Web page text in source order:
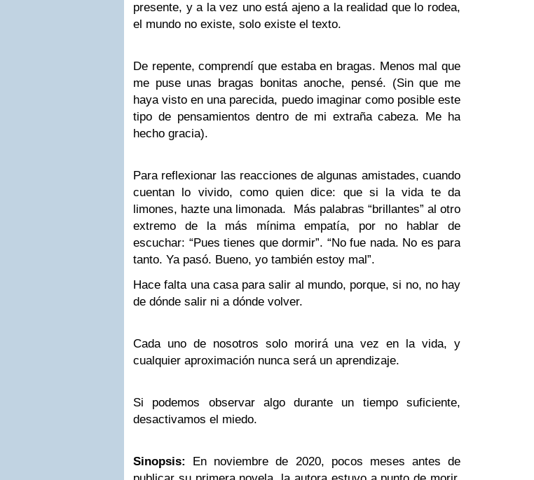
presente, y a la vez uno está ajeno a la realidad que lo rodea,
el mundo no existe, solo existe el texto.
De repente, comprendí que estaba en bragas. Menos mal que
me puse unas bragas bonitas anoche, pensé. (Sin que me
haya visto en una parecida, puedo imaginar como posible este
tipo de pensamientos dentro de mi extraña cabeza. Me ha
hecho gracia).
Para reflexionar las reacciones de algunas amistades, cuando
cuentan lo vivido, como quien dice: que si la vida te da
limones, hazte una limonada.
Más palabras “brillantes” al otro
extremo de la más mínima empatía, por no hablar de
escuchar: “Pues tienes que dormir”. “No fue nada. No es para
tanto. Ya pasó. Bueno, yo también estoy mal”.
Hace falta una casa para salir al mundo, porque, si no, no hay
de dónde salir ni a dónde volver.
Cada uno de nosotros solo morirá una vez en la vida, y
cualquier aproximación nunca será un aprendizaje.
Si podemos observar algo durante un tiempo suficiente,
desactivamos el miedo.
Sinopsis: En noviembre de 2020, pocos meses antes de